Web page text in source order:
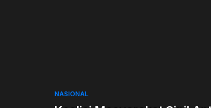
NASIONAL